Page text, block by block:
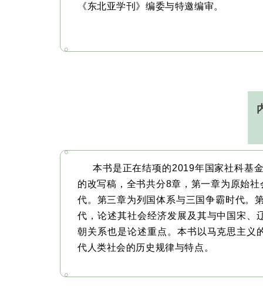
《东北亚学刊》编委与特邀编审。
本书是正在结项的2019年国家社科基
的改写稿，全书共分8章，第一章为原始
代。第三章为列国体系与三国争霸时代。
代，论述其社会经济发展及其与中国宋、
朝关系也是论述重点。本书以马克思主义
代人类社会的历史规律与特点。